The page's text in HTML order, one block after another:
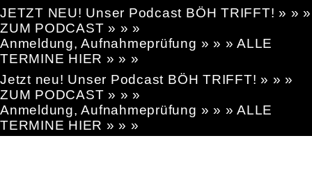
JETZT NEU! Unser Podcast BÖH TRIFFT! » » »
ZUM PODCAST » » »
Anmeldung, Aufnahmeprüfung » » » ALLE
TERMINE HIER » » »
Jetzt neu! Unser Podcast BÖH TRIFFT! » » »
ZUM PODCAST » » »
Anmeldung, Aufnahmeprüfung » » » ALLE
TERMINE HIER » » »